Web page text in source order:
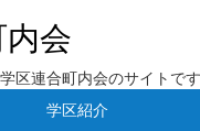
会
区連合町内会のサイトです
学区紹介